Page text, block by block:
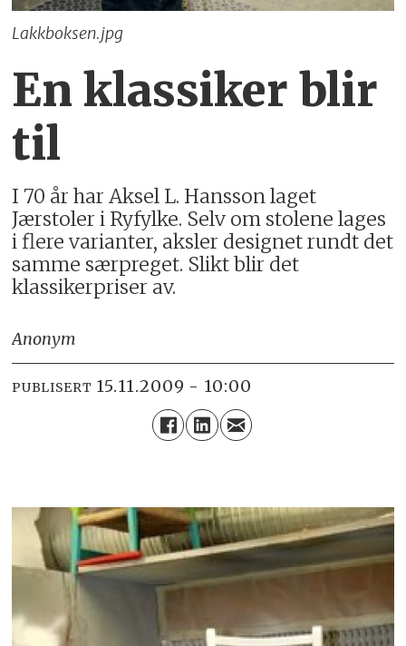
Lakkboksen.jpg
En klassiker blir
til
I 70 år har Aksel L. Hansson laget
Jærstoler i Ryfylke. Selv om stolene lages
i flere varianter, aksler designet rundt det
samme særpreget. Slikt blir det
klassikerpriser av.
Anonym
PUBLISERT 15.11.2009 - 10:00